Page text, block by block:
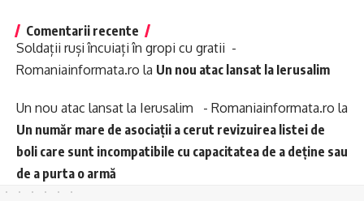
Comentarii recente
Soldații ruși încuiați în gropi cu gratii -
Romaniainformata.ro la Un nou atac lansat la Ierusalim
Un nou atac lansat la Ierusalim - Romaniainformata.ro la
Un număr mare de asociații a cerut revizuirea listei de
boli care sunt incompatibile cu capacitatea de a deține sau
de a purta o armă